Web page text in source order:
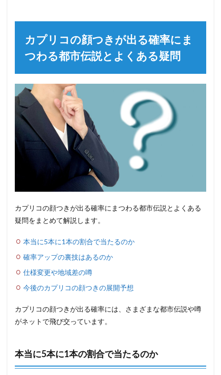
カプリコの顔つきが出る確率にま
つわる都市伝説とよくある疑問
カプリコの顔つきが出る確率にまつわる都市伝説とよくある
疑問をまとめて解説します。
本当に5本に1本の割合で当たるのか
確率アップの裏技はあるのか
仕様変更や地域差の噂
今後のカプリコの顔つきの展開予想
カプリコの顔つきが出る確率には、さまざまな都市伝説や噂
がネットで飛び交っています。
本当に5本に1本の割合で当たるのか